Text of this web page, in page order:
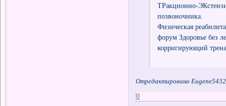
ТРакционно-
позвоночника.
Физическая
форум Здоровье без
корригирующий
Отредактировано
0